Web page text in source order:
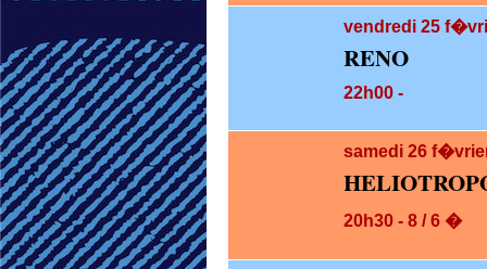
vendredi 25
RENO
22h00 -
samedi 26
20h30 - 8 / 6 �